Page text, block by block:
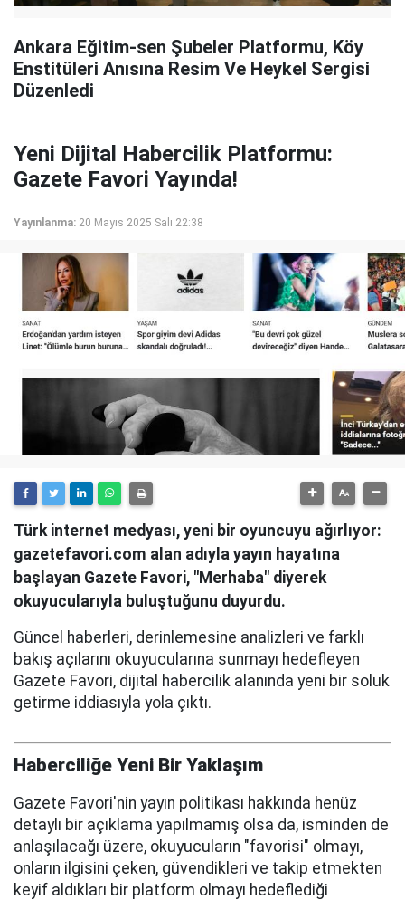
Ankara Eğitim-sen Şubeler Platformu, Köy
Enstitüleri Anısına Resim Ve Heykel Sergisi
Düzenledi
Yeni Dijital Habercilik Platformu:
Gazete Favori Yayında!
Yayınlanma: 20 Mayıs 2025 Salı 22:38
Türk internet medyası, yeni bir oyuncuyu ağırlıyor:
gazetefavori.com alan adıyla yayın hayatına
başlayan Gazete Favori, "Merhaba" diyerek
okuyucularıyla buluştuğunu duyurdu.
Güncel haberleri, derinlemesine analizleri ve farklı
bakış açılarını okuyucularına sunmayı hedefleyen
Gazete Favori, dijital habercilik alanında yeni bir soluk
getirme iddiasıyla yola çıktı.
Haberciliğe Yeni Bir Yaklaşım
Gazete Favori'nin yayın politikası hakkında henüz
detaylı bir açıklama yapılmamış olsa da, isminden de
anlaşılacağı üzere, okuyucuların "favorisi" olmayı,
onların ilgisini çeken, güvendikleri ve takip etmekten
keyif aldıkları bir platform olmayı hedeflediği